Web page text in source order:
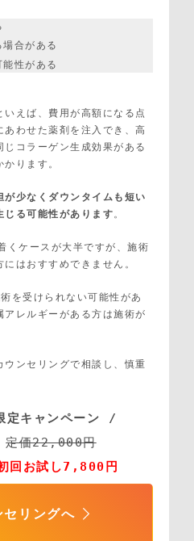
合がある
性がある
えば、費用が高額になる点
わせた薬剤を注入でき、高
コラーゲン生成効果がある
ります。
が少なくダウンタイムも短い
じる可能性があります 。
くケースが大半ですが、施術
はおすすめできません。
を受けられない可能性があ
レルギーがある方は施術が
ンセリングで相談し、慎重
定キャンペーン /
定価22,000円
回お試し7,800円
セリングへ